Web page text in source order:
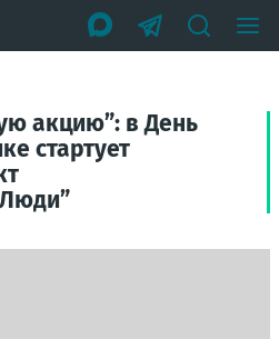
акцию”: в День
стартует